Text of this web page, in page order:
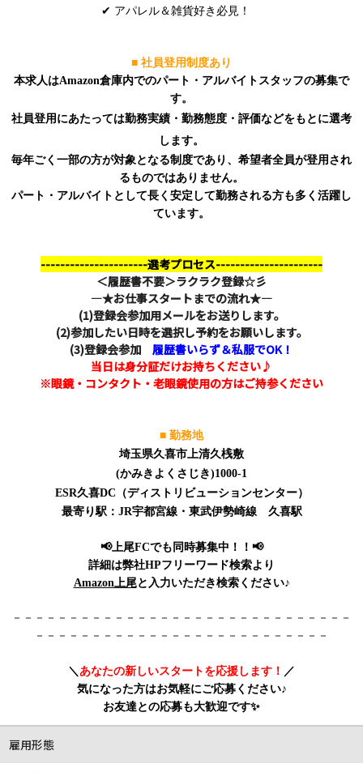
✔ アパレル＆雑貨好き必見！
■ 社員登用制度あり
本求人はAmazon倉庫内でのパート・アルバイトスタッフの募集で
す。
社員登用にあたっては勤務実績・勤務態度・評価などをもとに選考
します。
毎年ごく一部の方が対象となる制度であり、希望者全員が登用され
るものではありません。
パート・アルバイトとして長く安定して勤務される方も多く活躍し
ています。
----------------------選考プロセス----------------------
＜履歴書不要＞ラクラク登録☆彡
―★お仕事スタートまでの流れ★―
(1)登録会参加用メールをお送りします。
(2)参加したい日時を選択し予約をお願いします。
(3)登録会参加 履歴書いらず＆私服でOK！
当日は身分証だけお持ちください♪
※眼鏡・コンタクト・老眼鏡使用の方はご持参ください
■ 勤務地
埼玉県久喜市上清久桟敷
(かみきよくさじき)1000-1
ESR久喜DC（ディストリビューションセンター）
最寄り駅：JR宇都宮線・東武伊勢崎線 久喜駅
📢上尾FCでも同時募集中！！📢
詳細は弊社HPフリーワード検索より
Amazon上尾と入力いただき検索ください♪
－－－－－－－－－－－－－－－－－－－－－－－－－－－－－－
－－－－－－－－－－－－－－－－－－－－－－－－－－
＼あなたの新しいスタートを応援します！ ／
気になった方はお気軽にご応募ください♪
お友達との応募も大歓迎です✨
雇用形態